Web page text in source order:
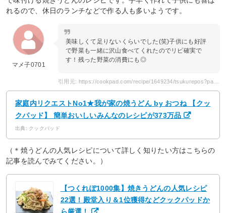
れるので、休日のランチなどで作る人も多いようです。
マメ子0701
美味しくて足りないくらいでした(笑)子供にも好評
で野菜も一緒に沢山食べてくれたのでリピ確実で
す！残った野菜の消費にも◎
引用元: https://cookpad.com/recipe/1649234/tsukurepos?page=2
家庭内リクエストNo1★我が家の焼うどん by おつね 【クッ
クパッド】 簡単おいしいみんなのレシピが373万品
出典: クックパッド
（＊焼うどんの人気レシピについて詳しく知りたい方はこちらの
記事を読んでみてください。）
【つくれぽ1000集】焼きうどんの人気レシピ
22選！殿堂入り＆1位獲得などクックパッドか
ら厳選！